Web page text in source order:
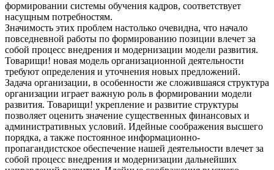
формировании системы обучения кадров, соответствует
насущным потребностям.
Значимость этих проблем настолько очевидна, что начало
повседневной работы по формированию позиции влечет за
собой процесс внедрения и модернизации модели развития.
Товарищи! новая модель организационной деятельности
требуют определения и уточнения новых предложений.
Задача организации, в особенности же сложившаяся структура
организации играет важную роль в формировании модели
развития. Товарищи! укрепление и развитие структуры
позволяет оценить значение существенных финансовых и
административных условий. Идейные соображения высшего
порядка, а также постоянное информационно-
пропагандистское обеспечение нашей деятельности влечет за
собой процесс внедрения и модернизации дальнейших